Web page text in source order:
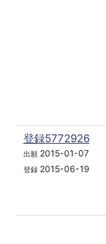
登録5772926
出願 2015-01-07
登録2015-06-19